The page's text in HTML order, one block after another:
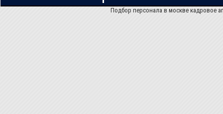
Подбор персонала в москве кадровое